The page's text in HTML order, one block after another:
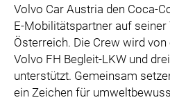
Volvo Car Austria den Coca-
E-Mobilitätspartner auf seiner
Österreich. Die Crew wird
Volvo FH Begleit-LKW und
unterstützt. Gemeinsam
ein Zeichen für